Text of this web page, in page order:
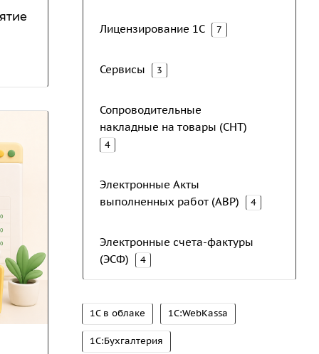
Лицензирование 1С 7
Сервисы 3
Сопроводительные
накладные на товары (СНТ)
4
Электронные Акты
выполненных работ (АВР)
4
Электронные счета-фактуры
(ЭСФ)
4
1С в облаке 1С:WebKassa
1С:Бухгалтерия